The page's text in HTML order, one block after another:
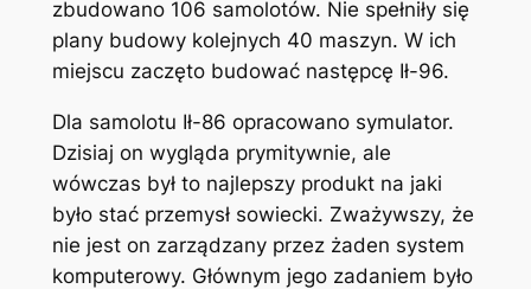
zbudowano 106 samolotów. Nie spełniły się
plany budowy kolejnych 40 maszyn. W ich
miejscu zaczęto budować następcę Ił-96.
Dla samolotu Ił-86 opracowano symulator.
Dzisiaj on wygląda prymitywnie, ale
wówczas był to najlepszy produkt na jaki
było stać przemysł sowiecki. Zważywszy, że
nie jest on zarządzany przez żaden system
komputerowy. Głównym jego zadaniem było